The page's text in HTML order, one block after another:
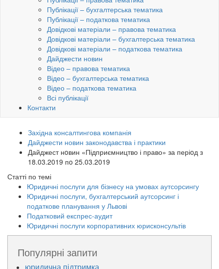
Публікації – бухгалтерська тематика
Публікації – податкова тематика
Довідкові матеріали – правова тематика
Довідкові матеріали – бухгалтерська тематика
Довідкові матеріали – податкова тематика
Дайджести новин
Відео – правова тематика
Відео – бухгалтерська тематика
Відео – податкова тематика
Всі публікації
Контакти
Західна консалтингова компанія
Дайджести новин законодавства і практики
Дайджест нoвин «Підприємництво і право» за періoд з
18.03.2019 пo 25.03.2019
Статті по темі
Юридичні послуги для бізнесу на умовах аутсорсингу
Юридичні послуги, бухгалтерський аутсорсинг і
податкове планування у Львові
Податковий експрес-аудит
Юридичні послуги корпоративних юрисконсультів
Популярні запити